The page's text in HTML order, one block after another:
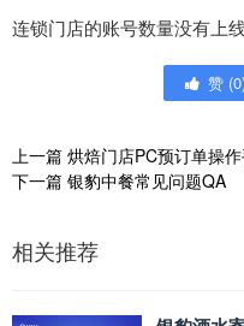
连锁门店的账号数量没有上线
赞 (0
上一篇 烘焙门店PC预订单操
下一篇 银豹中餐常见问题QA
相关推荐